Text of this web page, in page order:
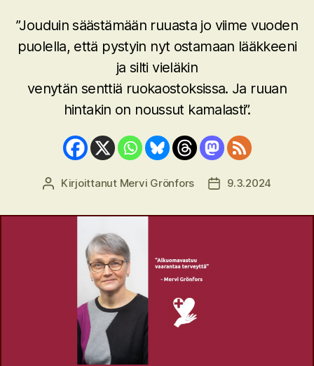
”Jouduin säästämään ruuasta jo viime vuoden
puolella, että pystyin nyt ostamaan lääkkeeni
ja silti vieläkin
venytän senttiä ruokaostoksissa. Ja ruuan
hintakin on noussut kamalasti”.
Kirjoittaja
Kirjoittanut Mervi Grönfors Julkaisupäivämäärä
9.3.2024